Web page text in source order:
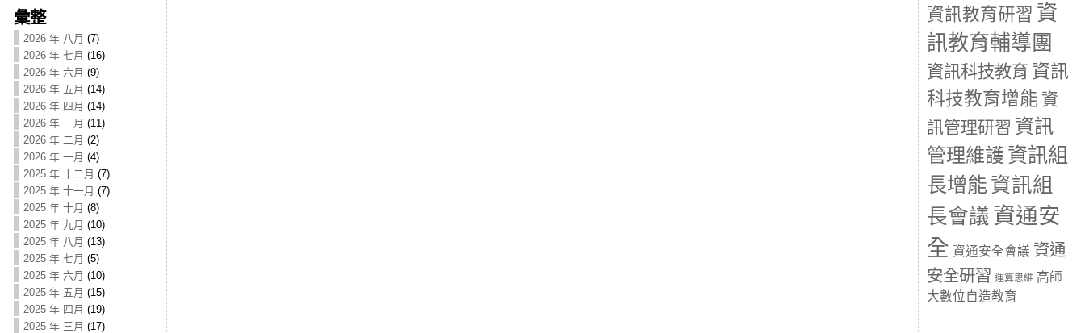
彙整
2026 年 八月 (7)
2026 年 七月 (16)
2026 年 六月 (9)
2026 年 五月 (14)
2026 年 四月 (14)
2026 年 三月 (11)
2026 年 二月 (2)
2026 年 一月 (4)
2025 年 十二月 (7)
2025 年 十一月 (7)
2025 年 十月 (8)
2025 年 九月 (10)
2025 年 八月 (13)
2025 年 七月 (5)
2025 年 六月 (10)
2025 年 五月 (15)
2025 年 四月 (19)
2025 年 三月 (17)
資訊教育研習 資
訊教育輔導團
資訊科技教育 資訊
科技教育增能 資
訊管理研習 資訊
管理維護 資訊組
長增能資訊組
長會議 資通安
全 資通安全會議 資通
安全研習 運算思維 高師
大數位自造教育